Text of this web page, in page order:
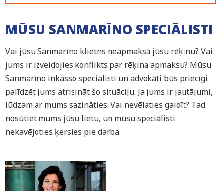
MŪSU SANMARĪNO SPECIĀLISTI
Vai jūsu Sanmarīno klietns neapmaksā jūsu rēķinu? Vai
jums ir izveidojies konflikts par rēķina apmaksu? Mūsu
Sanmarīno inkasso speciālisti un advokāti būs priecīgi
palīdzēt jums atrisināt šo situāciju. Ja jums ir jautājumi,
lūdzam ar mums sazināties. Vai nevēlaties gaidīt? Tad
nosūtiet mums jūsu lietu, un mūsu speciālisti
nekavējoties ķersies pie darba.